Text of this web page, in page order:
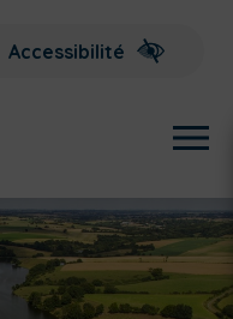
Accessibilité